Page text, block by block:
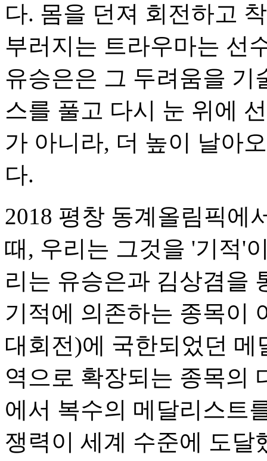
다. 몸을 던져 회전하고
부러지는 트라우마는 선
유승은은 그 두려움을 기
스를 풀고 다시 눈 위에
가 아니라, 더 높이 날아
다.
2018 평창 동계올림픽에
때, 우리는 그것을 '기적'
리는 유승은과 김상겸을
기적에 의존하는 종목이
대회전)에 국한되었던
역으로 확장되는 종목의
에서 복수의 메달리스트
쟁력이 세계 수준에 도달